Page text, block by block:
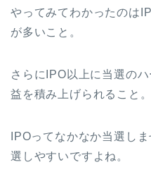
やってみてわかったのは
が多いこと。
さらにIPO以上に当選の
益を積み上げられること。
IPOってなかなか当選し
選しやすいですよね。